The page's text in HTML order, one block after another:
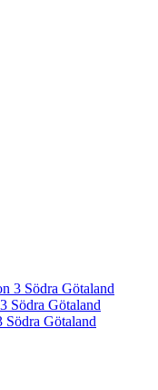
3 Södra Götaland
Södra Götaland
Södra Götaland